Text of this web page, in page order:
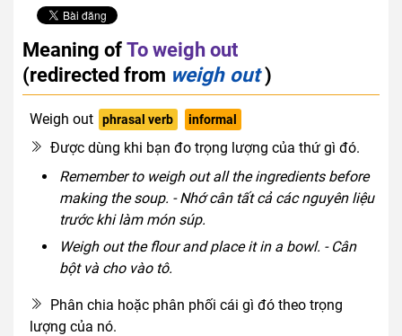
Meaning ofTo weigh out
(redirected from weigh out)
Weigh out phrasal verb informal
Được dùng khi bạn đo trọng lượng của thứ gì đó.
Remember to weigh out all the ingredients before
making the soup. - Nhớ cân tất cả các nguyên liệu
trước khi làm món súp.
Weigh out the flour and place it in a bowl. - Cân
bột và cho vào tô.
Phân chia hoặc phân phối cái gì đó theo trọng
lượng của nó.